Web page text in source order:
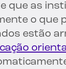
que as
o que
estão